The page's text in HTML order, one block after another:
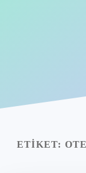
Yasal Uyarı
ETIKET: